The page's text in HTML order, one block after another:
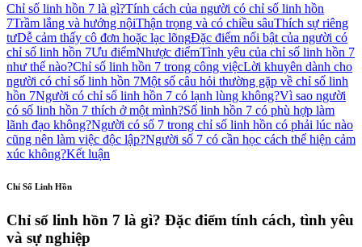
Chỉ số linh hồn 7 là gì?Tính cách của người có chỉ số linh hồn
7Trầm lắng và hướng nộiThận trọng và có chiều sâuThích sự riêng
tưDễ cảm thấy cô đơn hoặc lạc lõngĐặc điểm nổi bật của người có
chỉ số linh hồn 7Ưu điểmNhược điểmTình yêu của chỉ số linh hồn 7
như thế nào?Chỉ số linh hồn 7 trong công việcLời khuyên dành cho
người có chỉ số linh hồn 7Một số câu hỏi thường gặp về chỉ số linh
hồn 7Người có chỉ số linh hồn 7 có lạnh lùng không?Vì sao người
có số linh hồn 7 thích ở một mình?Số linh hồn 7 có phù hợp làm
lãnh đạo không?Người có số 7 trong chỉ số linh hồn có phải lúc nào
cũng nên làm việc độc lập?Người số 7 có cần học cách thể hiện cảm
xúc không?Kết luận
Chỉ Số Linh Hồn
Chỉ số linh hồn 7 là gì? Đặc điểm tính cách, tình yêu
và sự nghiệp